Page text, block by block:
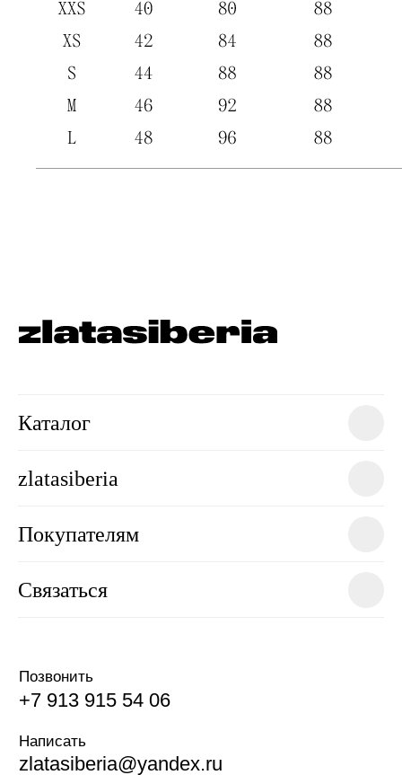
Каталог
zlatasiberia
Покупателям
Связаться
и спец. предложений
Позвонить
+7 913 915 54 06
zlatasiberia@yandex.ru